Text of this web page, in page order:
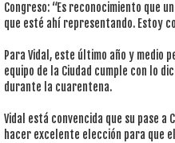
Congreso: “Es reconocimiento que
que esté ahí representando. Estoy
Para Vidal, este último año y medio
equipo de la Ciudad cumple con lo
durante la cuarentena.
Vidal está convencida que su pase
hacer excelente elección para que